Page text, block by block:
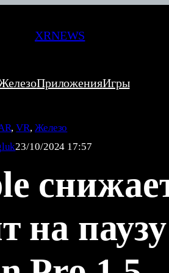
XRNEWS
ПриложенияИгры
, VR, Железо
23/10/2024 17:57
на